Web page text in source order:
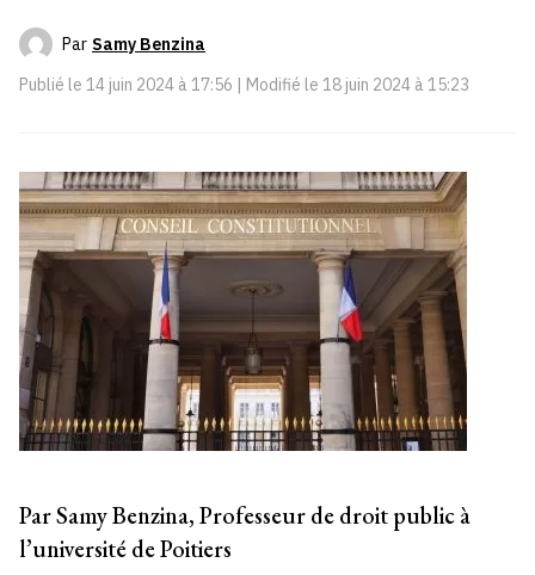
Par Samy Benzina
Publié le 14 juin 2024 à 17:56 | Modifié le 18 juin 2024 à 15:23
Par Samy Benzina, Professeur de droit public à
l’université de Poitiers